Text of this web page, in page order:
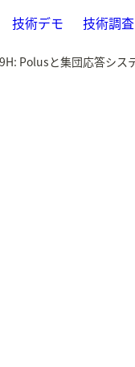
技術デモ 技術調査